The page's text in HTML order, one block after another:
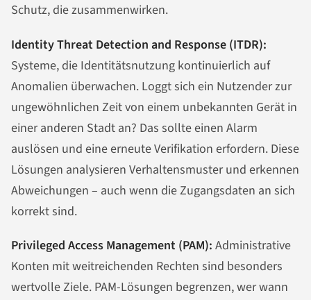
Schutz, die zusammenwirken.
Identity Threat Detection and Response (ITDR):
Systeme, die Identitätsnutzung kontinuierlich auf
Anomalien überwachen. Loggt sich ein Nutzender zur
ungewöhnlichen Zeit von einem unbekannten Gerät in
einer anderen Stadt an? Das sollte einen Alarm
auslösen und eine erneute Verifikation erfordern. Diese
Lösungen analysieren Verhaltensmuster und erkennen
Abweichungen – auch wenn die Zugangsdaten an sich
korrekt sind.
Privileged Access Management (PAM): Administrative
Konten mit weitreichenden Rechten sind besonders
wertvolle Ziele. PAM-Lösungen begrenzen, wer wann